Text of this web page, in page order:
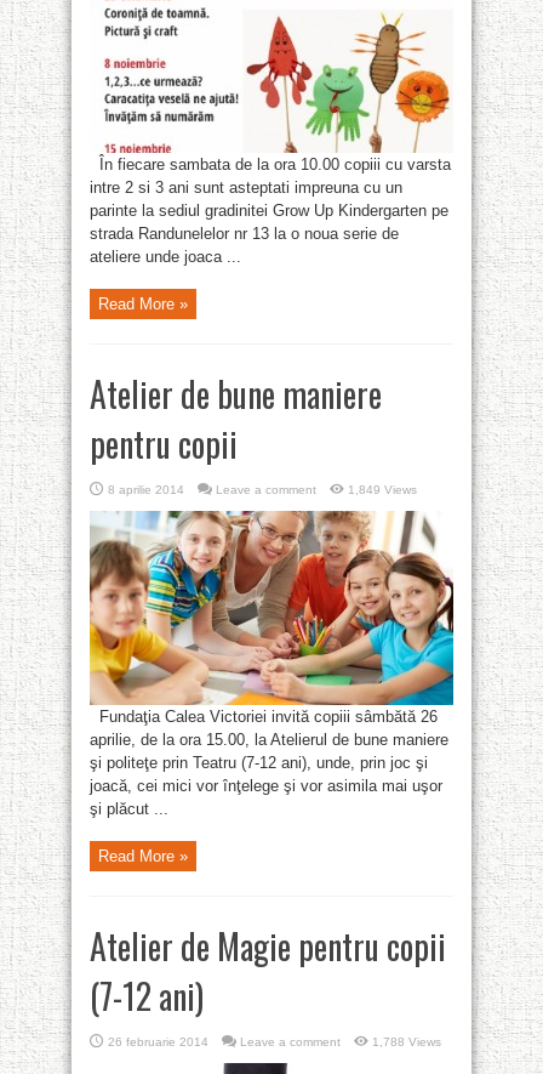
În fiecare sambata de la ora 10.00 copiii cu varsta
intre 2 si 3 ani sunt asteptati impreuna cu un
parinte la sediul gradinitei Grow Up Kindergarten pe
strada Randunelelor nr 13 la o noua serie de
ateliere unde joaca ...
Read More »
Atelier de bune maniere
pentru copii
8 aprilie 2014 Leave a comment 1,849 Views
Fundaţia Calea Victoriei invită copiii sâmbătă 26
aprilie, de la ora 15.00, la Atelierul de bune maniere
şi politeţe prin Teatru (7-12 ani), unde, prin joc şi
joacă, cei mici vor înţelege şi vor asimila mai uşor
şi plăcut ...
Read More »
Atelier de Magie pentru copii
(7-12 ani)
26 februarie 2014 Leave a comment 1,788 Views